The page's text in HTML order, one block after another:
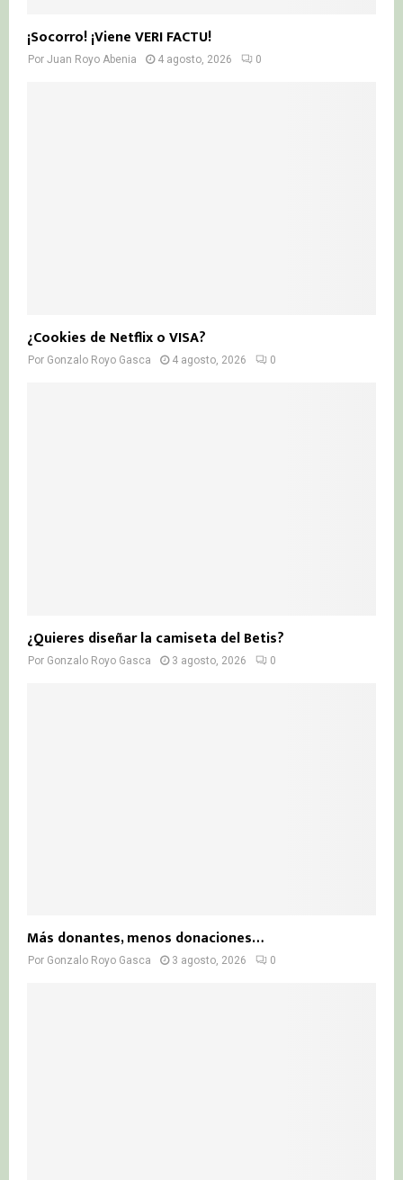
¡Socorro! ¡Viene VERI FACTU!
Por Juan Royo Abenia 4 agosto, 2026 0
¿Cookies de Netflix o VISA?
Por Gonzalo Royo Gasca 4 agosto, 2026 0
¿Quieres diseñar la camiseta del Betis?
Por Gonzalo Royo Gasca 3 agosto, 2026 0
Más donantes, menos donaciones…
Por Gonzalo Royo Gasca 3 agosto, 2026 0